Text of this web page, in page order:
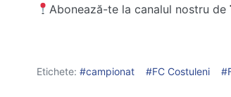
Abonează-te la canalul nostru de
Etichete: campionat FC Costuleni